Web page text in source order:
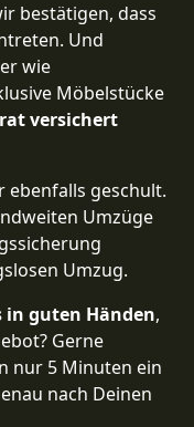
bestätigen, dass
Und
wie
Möbelstücke
versichert
geschult.
Umzüge
Umzug.
in guten Händen,
Gerne
nur 5 Minuten ein
nach Deinen